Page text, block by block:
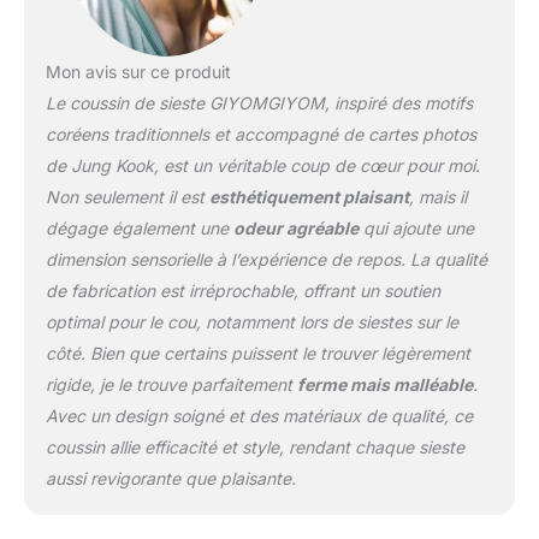
Mon avis sur ce produit
Le coussin de sieste GIYOMGIYOM, inspiré des motifs
coréens traditionnels et accompagné de cartes photos
de Jung Kook, est un véritable coup de cœur pour moi.
Non seulement il est esthétiquement plaisant, mais il
dégage également une odeur agréablequi ajoute une
dimension sensorielle à l’expérience de repos. La qualité
de fabrication est irréprochable, offrant un soutien
optimal pour le cou, notamment lors de siestes sur le
côté. Bien que certains puissent le trouver légèrement
rigide, je le trouve parfaitement ferme mais malléable.
Avec un design soigné et des matériaux de qualité, ce
coussin allie efficacité et style, rendant chaque sieste
aussi revigorante que plaisante.